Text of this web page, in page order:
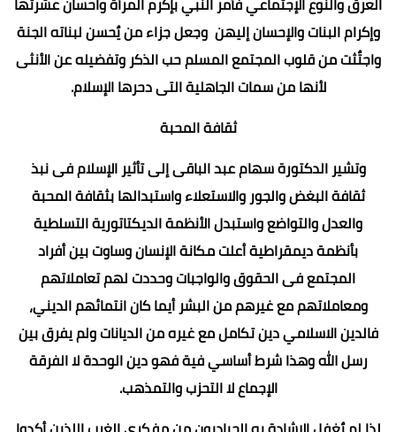
وإكرام البنات والإحسان إليهن وجعل جزاء من يٌحسن لبناته الجنة
واجتٌثت من قلوب المجتمع المسلم حب الذكر وتفضيله عن الأنثى
لأنها من سمات الجاهلية التى دحرها الإسلام.
ثقافة المحبة
وتشير الدكتورة سهام عبد الباقى إلى تأثير الإسلام فى نبذ
ثقافة البغض والجور والاستعلاء واستبدالها بثقافة المحبة
والعدل والتواضع واستبدل الأنظمة الديكتاتورية التسلطية
بأنظمة ديمقراطية أعلت مكانة الإنسان وساوت بين أفراد
المجتمع فى الحقوق والواجبات وحددت لهم تعاملاتهم
ومعاملاتهم مع غيرهم من البشر أيما كان انتمائهم الديني،
فالدين الاسلامي دين تكامل مع غيره من الديانات ولم يفرق بين
رسل الله وهذا شرط أساسي فية فهو دين الوحدة لا الفرقة
الإجماع لا التحزب والتمذهب.